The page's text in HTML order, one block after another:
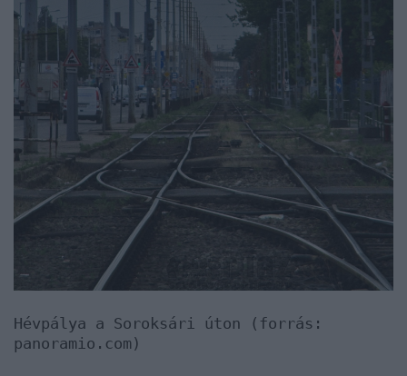
Hévpálya a Soroksári úton
(forrás:
panoramio.com)